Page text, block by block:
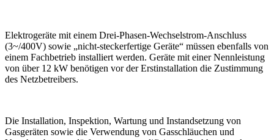
Elektrogeräte mit einem Drei-Phasen-Wechselstrom-Anschluss
(3~/400V) sowie „nicht-steckerfertige Geräte“ müssen ebenfalls von
einem Fachbetrieb installiert werden. Geräte mit einer Nennleistung
von über 12 kW benötigen vor der Erstinstallation die Zustimmung
des Netzbetreibers.
Die Installation, Inspektion, Wartung und Instandsetzung von
Gasgeräten sowie die Verwendung von Gasschläuchen und